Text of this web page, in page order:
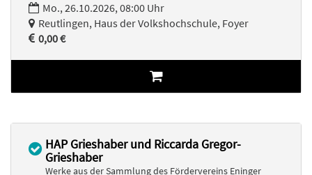
Mo., 26.10.2026, 08:00 Uhr
Reutlingen, Haus der Volkshochschule, Foyer
0,00 €
HAP Grieshaber und Riccarda Gregor-
Grieshaber
Werke aus der Sammlung des Fördervereins Eninger